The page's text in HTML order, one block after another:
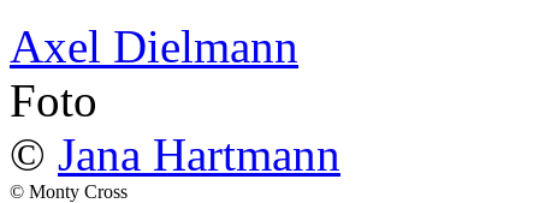
Axel Dielmann
Foto
© Jana Hartmann
© Monty Cross